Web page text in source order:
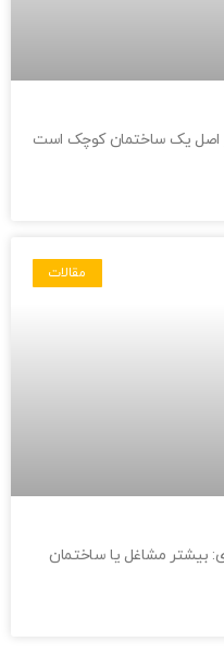
اصل یک ساختمان کوچک است
مقالات
بیشتر مشاغل یا ساختمان